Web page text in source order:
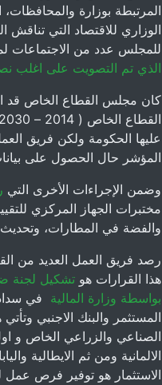
المرتبطة بوزارة
الوزاري للاقتصاد التي تناقش
للمجلس عدد من الاجتماعات
الذي تم التصويت على اغلب
عليها الحكومة ولكن فريق
المؤشر حال الحصول على
وضمن الإجراءات الأخرى التي
مختبرات الجهاز المركزي
والفضة في المطارات،
رصد فريق العمل العديد من
هذا القرارات هو تشكيل لجنة
بواسطة وزارة المالية في
المستثمر والبنك الاجنبي
الصناعي والزراعي الخاص و
الالمانية ومن ثم الايطالية
الاستثمار هو توفير فرص عمل